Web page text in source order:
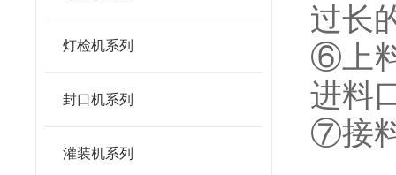
灯检机系列
封口机系列
灌装机系列
过长
⑥上
进料
⑦接